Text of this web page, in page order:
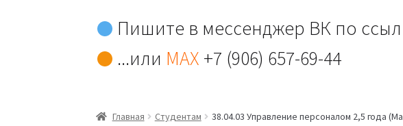
Пишите в мессенджер ВК по
...или MAX +7 (906) 657-69-44
Главная Студентам 38.04.03 Управление персоналом 2,5 года